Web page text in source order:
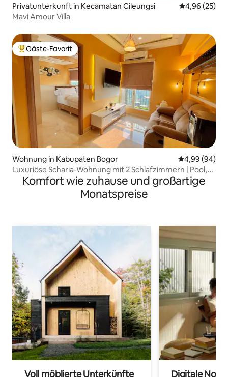
Privatunterkunft in Kecamatan Cileungsi
4,96 (25)
Mavi Amour Villa
Beliebter Gäste-Favorit.
Gäste-Favorit
Wohnung in Kabupaten Bogor
4,99 (94)
Luxuriöse Scharia-Wohnung mit 2 Schlafzimmern | Pool,
Fitnessraum und Billardtisch
Komfort wie zuhause und großartige
Monatspreise
Voll möblierte Unterkünfte Digitale